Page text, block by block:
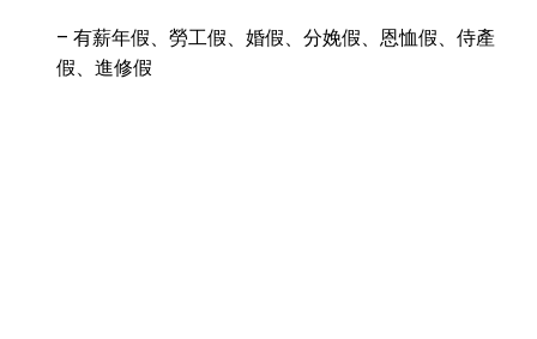
– 有薪年假、勞工假、婚假、分娩假、恩恤假、侍產
假、進修假